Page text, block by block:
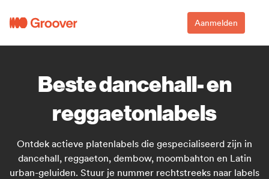
Aanmelden
Beste dancehall- en
reggaetonlabels
Ontdek actieve platenlabels die gespecialiseerd zijn in
dancehall, reggaeton, dembow, moombahton en Latin
urban-geluiden. Stuur je nummer rechtstreeks naar labels